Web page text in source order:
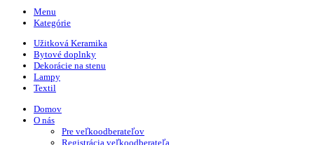
Menu
Kategórie
Užitková Keramika
Bytové doplnky
Dekorácie na stenu
Lampy
Textil
Domov
O nás
Pre veľkoodberateľov
Registrácia veľkoodberateľa